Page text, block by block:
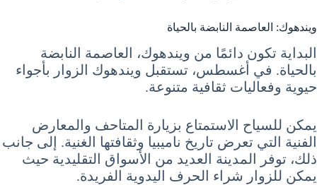
ويندهوك: العاصمة النابضة بالحياة
البداية تكون دائمًا من ويندهوك، العاصمة النابضة
بالحياة. في أغسطس، تستقبل ويندهوك الزوار بأجواء
حيوية وفعاليات ثقافية متنوعة.
يمكن للسياح الاستمتاع بزيارة المتاحف والمعارض
الفنية التي تعرض تاريخ ناميبيا وثقافتها الغنية. إلى جانب
ذلك، توفر المدينة العديد من الأسواق التقليدية حيث
يمكن للزوار شراء الحرف اليدوية الفريدة.